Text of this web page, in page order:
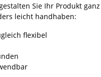
Sie Ihr Produkt
leicht handhaben:
flexibel